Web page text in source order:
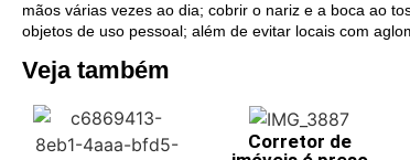
mãos várias vezes ao dia; cobrir o nariz e a boca ao
objetos de uso pessoal; além de evitar locais com
Veja também
Corretor de